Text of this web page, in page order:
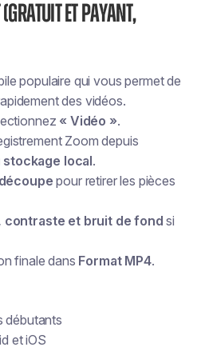
et payant,
populaire qui vous permet de
des vidéos.
« Vidéo ».
Zoom depuis
stockage local.
pour retirer les pièces
contraste et bruit de fond si
finale dans Format MP4.
débutants
et iOS